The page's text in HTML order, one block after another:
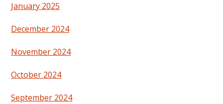
January 2025
December 2024
November 2024
October 2024
September 2024